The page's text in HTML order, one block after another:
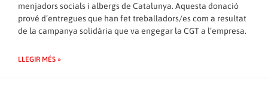
menjadors socials i albergs de Catalunya. Aquesta donació
prové d’entregues que han fet treballadors/es com a resultat
de la campanya solidària que va engegar la CGT a l’empresa.
LLEGIR MÉS »